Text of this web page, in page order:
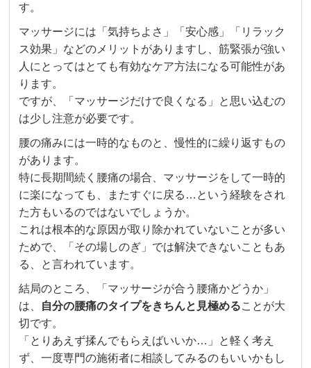
す。
マッサージには「気持ちよさ」「安心感」「リラック
ス効果」などのメリットがありますし、筋緊張が強い
人にとってはとても有効なケア方法になる可能性があ
ります。
ですが、「マッサージだけで良くなる」と思い込むの
は少し注意が必要です。
腰の痛みには一時的なものと、慢性的に繰り返すもの
があります。
特に長期間続く腰痛の場合、マッサージをして一時的
に楽になっても、またすぐに戻る…という経験をされ
た方もいるのではないでしょうか。
これは根本的な原因が取り除かれていないことが多い
ためで、「その場しのぎ」では解決できないこともあ
る、と言われています。
結局のところ、「マッサージが合う腰痛かどうか」
は、
自分の腰痛のタイプをきちんと見極めることが大
切です。
「とりあえず揉んでもらえばいいか…」と軽く考え
ず、一度専門の施術者に相談してみるのもいいかもし